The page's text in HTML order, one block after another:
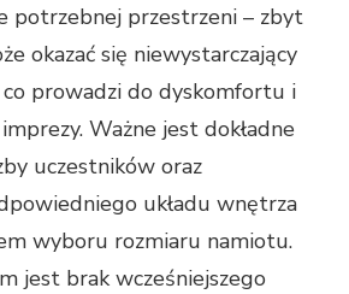
potrzebnej przestrzeni – zbyt
okazać się niewystarczający
prowadzi do dyskomfortu i
Ważne jest dokładne
uczestników oraz
układu wnętrza
wyboru rozmiaru namiotu.
jest brak wcześniejszego